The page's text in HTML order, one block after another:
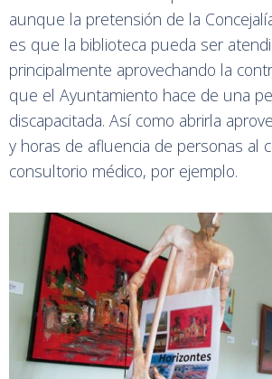
aunque la pretensión de la
es que la biblioteca pueda ser
principalmente aprovechando la
que el Ayuntamiento hace de una
discapacitada. Así como abrirla
y horas de afluencia de personas al
consultorio médico, por ejemplo.